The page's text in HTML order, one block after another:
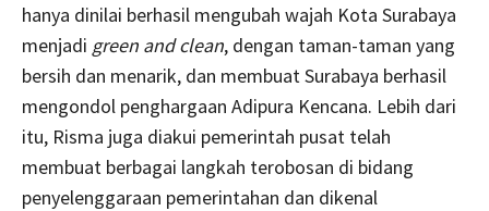
hanya dinilai berhasil mengubah wajah Kota Surabaya
menjadi green and clean, dengan taman-taman yang
bersih dan menarik, dan membuat Surabaya berhasil
mengondol penghargaan Adipura Kencana. Lebih dari
itu, Risma juga diakui pemerintah pusat telah
membuat berbagai langkah terobosan di bidang
penyelenggaraan pemerintahan dan dikenal